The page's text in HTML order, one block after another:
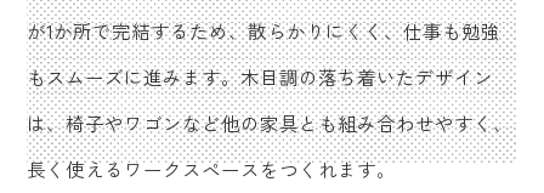
が1か所で完結するため、散らかりにくく、仕事も勉強
もスムーズに進みます。木目調の落ち着いたデザイン
は、椅子やワゴンなど他の家具とも組み合わせやすく、
長く使えるワークスペースをつくれます。